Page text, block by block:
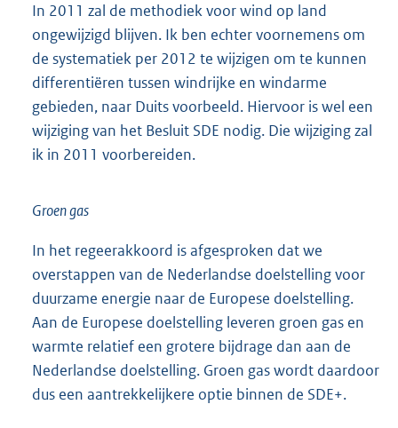
In 2011 zal de methodiek voor wind op land
ongewijzigd blijven. Ik ben echter voornemens om
de systematiek per 2012 te wijzigen om te kunnen
differentiëren tussen windrijke en windarme
gebieden, naar Duits voorbeeld. Hiervoor is wel een
wijziging van het Besluit SDE nodig. Die wijziging zal
ik in 2011 voorbereiden.
Groen gas
In het regeerakkoord is afgesproken dat we
overstappen van de Nederlandse doelstelling voor
duurzame energie naar de Europese doelstelling.
Aan de Europese doelstelling leveren groen gas en
warmte relatief een grotere bijdrage dan aan de
Nederlandse doelstelling. Groen gas wordt daardoor
dus een aantrekkelijkere optie binnen de SDE+.